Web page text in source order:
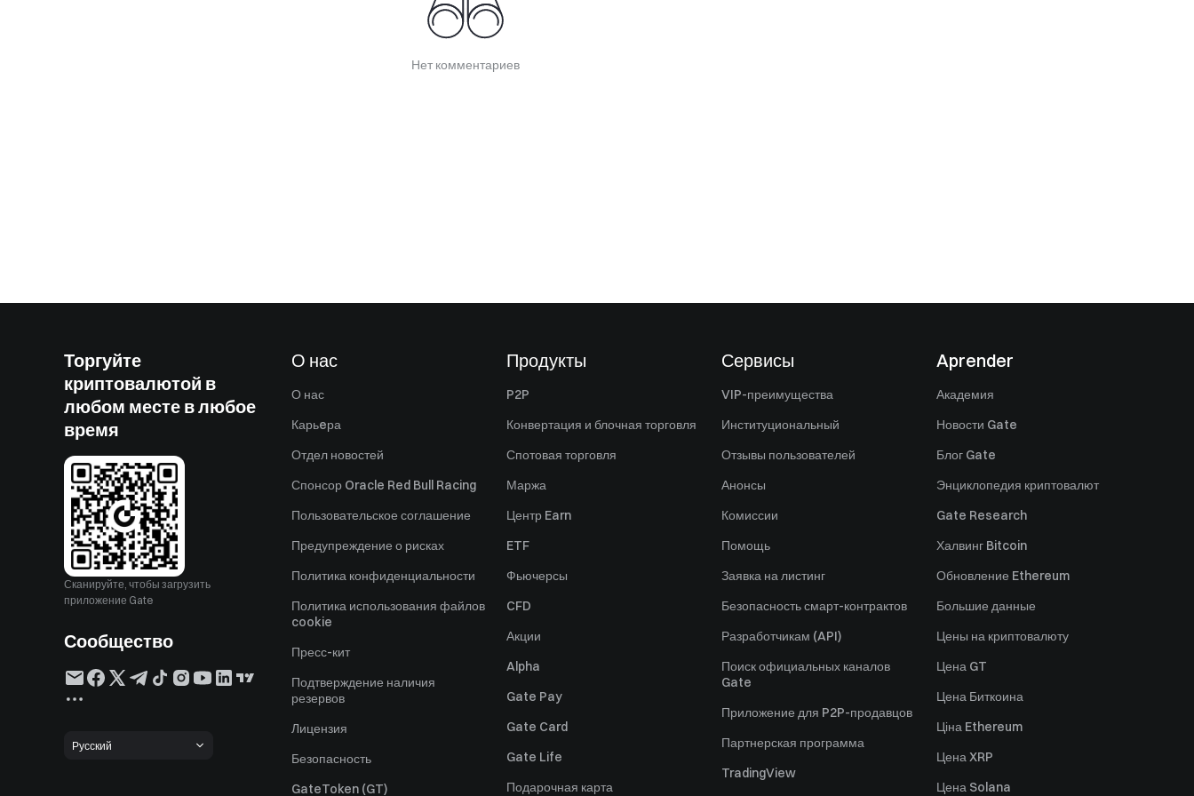
Нет комментариев
Торгуйте
криптовалютой в
любом месте в любое
время
Сканируйте, чтобы загрузить
приложение Gate
Сообщество
Русский
О нас
О нас
Карьeра
Отдел новостей
Спонсор Oracle Red Bull Racing
Пользовательское соглашение
Предупреждение о рисках
Политика конфиденциальности
Политика использования файлов
cookie
Пресс-кит
Подтверждение наличия
резервов
Лицензия
Безопасность
GateToken (GT)
Продукты
P2P
Конвертация и блочная торговля
Спотовая торговля
Маржа
Центр Earn
ETF
Фьючерсы
CFD
Акции
Alpha
Gate Pay
Gate Card
Gate Life
Подарочная карта
Сервисы
VIP-преимущества
Институциональный
Отзывы пользователей
Анонсы
Комиссии
Помощь
Заявка на листинг
Безопасность смарт-контрактов
Разработчикам (API)
Поиск официальных каналов
Gate
Приложение для P2P-продавцов
Партнерская программа
TradingView
Aprender
Академия
Новости Gate
Блог Gate
Энциклопедия криптовалют
Gate Research
Халвинг Bitcoin
Обновление Ethereum
Большие данные
Цены на криптовалюту
Цена GT
Цена Биткоина
Ціна Ethereum
Цена XRP
Цена Solana